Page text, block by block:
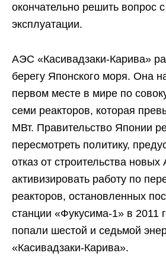
окончательно решить вопрос
эксплуатации.
АЭС «Касивадзаки-Карива»
берегу Японского моря. Она
первом месте в мире по
семи реакторов, которая
МВт. Правительство Японии
пересмотреть политику,
отказ от строительства
активизировать работу по
реакторов, остановленных
станции «Фукусима-1» в 2011
попали шестой и седьмой
«Касивадзаки-Карива».